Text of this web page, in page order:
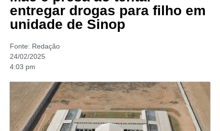
entregar drogas para filho em
unidade de Sinop
Fonte: Redação
24/02/2025
4:03 pm